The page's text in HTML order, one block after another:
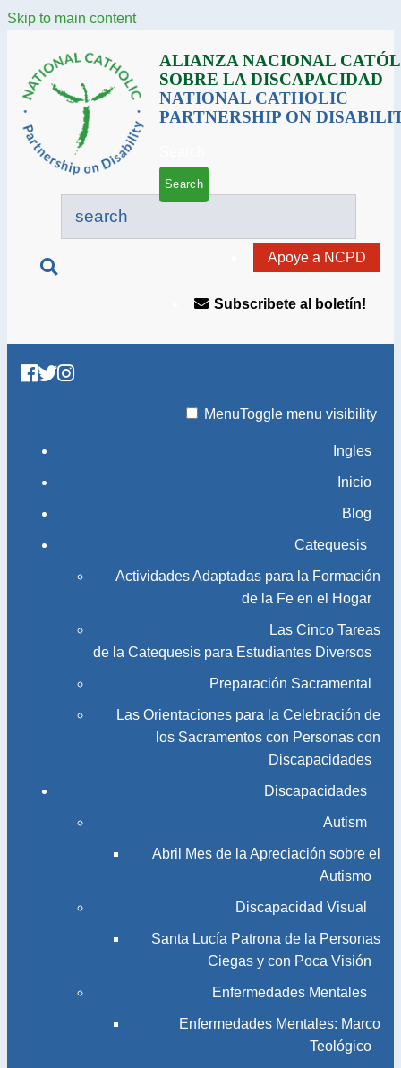
Skip to main content
ALIANZA NACIONAL
SOBRE LA DISCAPACIDAD
NATIONAL CATHOLIC
PARTNERSHIP ON
Apoye a NCPD
Subscribete al boletín!
MenuToggle menu visibility
Ingles
Inicio
Blog
Catequesis
Actividades Adaptadas para la Formación
de la Fe en el Hogar
Las Cinco Tareas
de la Catequesis para Estudiantes Diversos
Preparación Sacramental
Las Orientaciones para la Celebración de
los Sacramentos con Personas con
Discapacidades
Discapacidades
Autism
Abril Mes de la Apreciación sobre el
Autismo
Discapacidad Visual
Santa Lucía Patrona de la Personas
Ciegas y con Poca Visión
Enfermedades Mentales
Enfermedades Mentales: Marco
Teológico